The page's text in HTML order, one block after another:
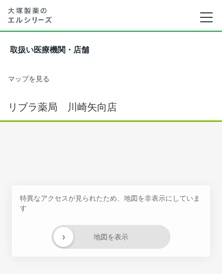
取扱い医療機関・店舗
マップを見る
リブラ薬局 川崎矢向店
特異なアクセスが見られたため、地図を非表示にしていま
す
地図を表示
›